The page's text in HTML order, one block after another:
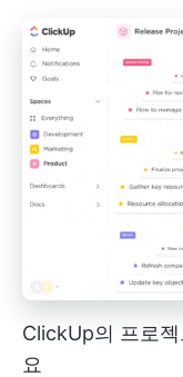
ClickUp의 프로
요